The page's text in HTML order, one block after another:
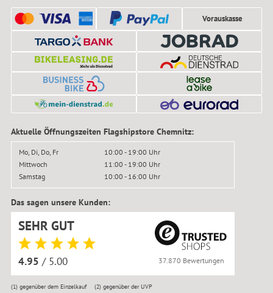
Vorauskasse
Aktuelle Öffnungszeiten Flagshipstore Chemnitz:
Mo, Di, Do, Fr
10:00 - 19:00 Uhr
Mittwoch
11:00 - 19:00 Uhr
Samstag
10:00 - 16:00 Uhr
Das sagen unsere Kunden:
SEHR GUT
4.95 / 5.00 37.870 Bewertungen
(1)gegenüber dem Einzelkauf (2) gegenüber der UVP